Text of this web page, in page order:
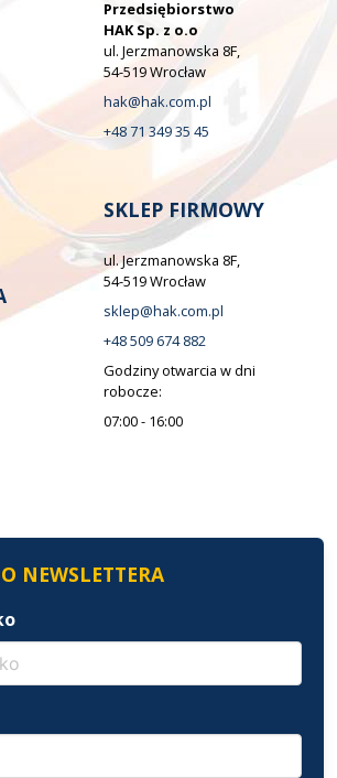
Przedsiębiorstwo
HAK Sp. z o.o
ul. Jerzmanowska 8F,
54-519 Wrocław
hak@hak.com.pl
+48 71 349 35 45
SKLEP FIRMOWY
ul. Jerzmanowska 8F,
54-519 Wrocław
sklep@hak.com.pl
+48 509 674 882
Godziny otwarcia w dni
robocze:
07:00 - 16:00
NEWSLETTERA